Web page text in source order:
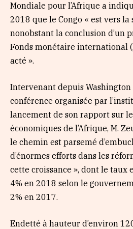
Mondiale pour l’Afrique a
2018 que le Congo « est vers la
nonobstant la conclusion d’un
Fonds monétaire international
acté ».
Intervenant depuis
conférence organisée par
lancement de son rapport sur
économiques de l’Afrique, M.
le chemin est parsemé
d’énormes efforts dans les
cette croissance », dont le taux
4% en 2018 selon le
2% en 2017.
Endetté à hauteur d’environ